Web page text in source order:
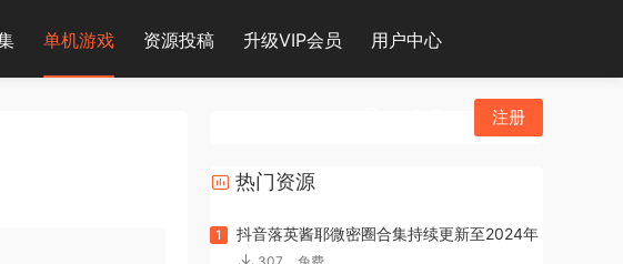
单机游戏 资源投稿 升级VIP会员 用户中心
注册
热门资源
1 抖音落英酱耶微密圈合集持续更新至2024年